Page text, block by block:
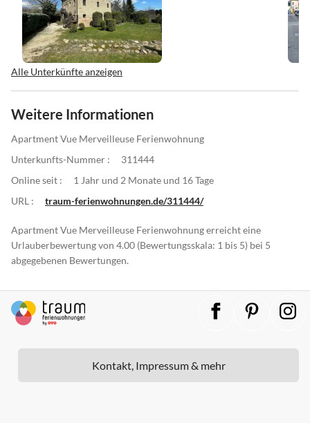
Alle Unterkünfte anzeigen
Weitere Informationen
Apartment Vue Merveilleuse Ferienwohnung
Unterkunfts-Nummer :
311444
Online seit :
1 Jahr und 2 Monate und 16 Tage
URL :
traum-ferienwohnungen.de/311444/
Apartment Vue Merveilleuse Ferienwohnung erreicht eine
Urlauberbewertung von 4.00 (Bewertungsskala: 1 bis 5) bei 5
abgegebenen Bewertungen.
Kontakt, Impressum & mehr